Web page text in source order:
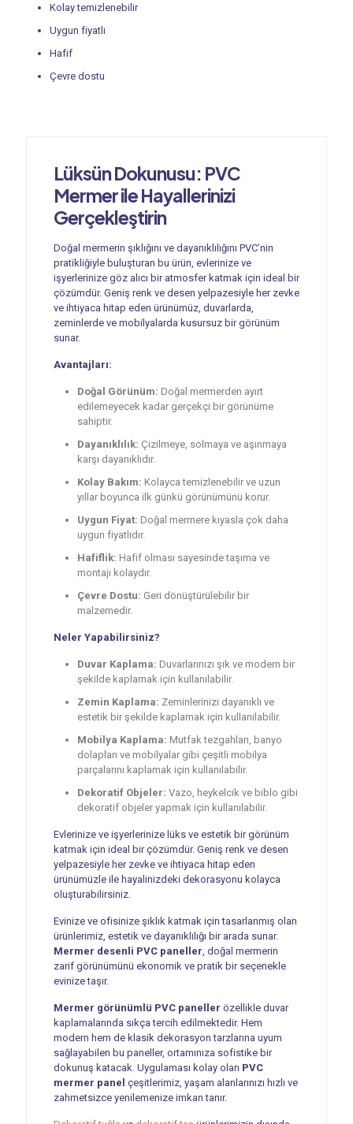
Kolay temizlenebilir
Uygun fiyatlı
Hafif
Çevre dostu
Lüksün Dokunusu: PVC
Mermerile Hayallerinizi
Gerçekleştirin
Doğal mermerin şıklığını ve dayanıklılığını PVC’nin
pratikliğiyle buluşturan bu ürün, evlerinize ve
işyerlerinize göz alıcı bir atmosfer katmak için ideal bir
çözümdür. Geniş renk ve desen yelpazesiyle her zevke
ve ihtiyaca hitap eden ürünümüz, duvarlarda,
zeminlerde ve mobilyalarda kusursuz bir görünüm
sunar.
Avantajları:
Doğal Görünüm: Doğal mermerden ayırt
edilemeyecek kadar gerçekçi bir görünüme
sahiptir.
Dayanıklılık: Çizilmeye, solmaya ve aşınmaya
karşı dayanıklıdır.
Kolay Bakım: Kolayca temizlenebilir ve uzun
yıllar boyunca ilk günkü görünümünü korur.
Uygun Fiyat: Doğal mermere kıyasla çok daha
uygun fiyatlıdır.
Hafiflik: Hafif olması sayesinde taşıma ve
montajı kolaydır.
Çevre Dostu: Geri dönüştürülebilir bir
malzemedir.
Neler Yapabilirsiniz?
Duvar Kaplama: Duvarlarınızı şık ve modern bir
şekilde kaplamak için kullanılabilir.
Zemin Kaplama: Zeminlerinizi dayanıklı ve
estetik bir şekilde kaplamak için kullanılabilir.
Mobilya Kaplama: Mutfak tezgahları, banyo
dolapları ve mobilyalar gibi çeşitli mobilya
parçalarını kaplamak için kullanılabilir.
Dekoratif Objeler: Vazo, heykelcik ve biblo gibi
dekoratif objeler yapmak için kullanılabilir.
Evlerinize ve işyerlerinize lüks ve estetik bir görünüm
katmak için ideal bir çözümdür. Geniş renk ve desen
yelpazesiyle her zevke ve ihtiyaca hitap eden
ürünümüzle ile hayalinizdeki dekorasyonu kolayca
oluşturabilirsiniz.
Evinize ve ofisinize şıklık katmak için tasarlanmış olan
ürünlerimiz, estetik ve dayanıklılığı bir arada sunar.
Mermer desenli PVC paneller , doğal mermerin
zarif görünümünü ekonomik ve pratik bir seçenekle
evinize taşır.
Mermer görünümlü PVC paneller özellikle duvar
kaplamalarında sıkça tercih edilmektedir. Hem
modern hem de klasik dekorasyon tarzlarına uyum
sağlayabilen bu paneller, ortamınıza sofistike bir
dokunuş katacak. Uygulaması kolay olan PVC
mermer panel çeşitlerimiz, yaşam alanlarınızı hızlı ve
zahmetsizce yenilemenize imkan tanır.